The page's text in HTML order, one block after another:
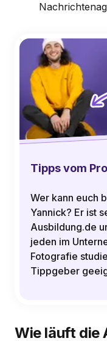
Tipps vom
Wer kann euch
Yannick? Er ist
Ausbildung.de
jeden im
Fotografie
Tippgeber
Wie läuft die